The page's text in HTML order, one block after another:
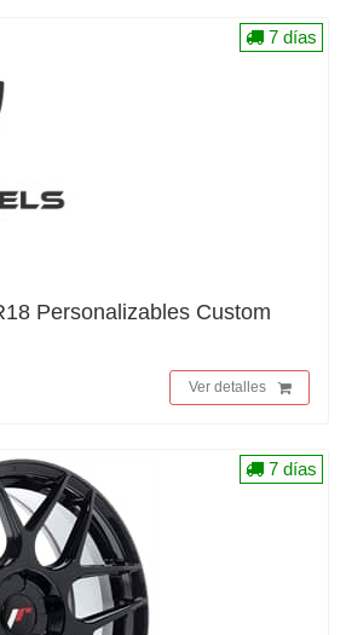
Personalizables Custom
Ver detalles
7 días
7 días